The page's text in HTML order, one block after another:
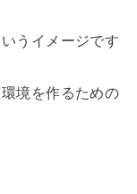
うイメージです
境を作るための